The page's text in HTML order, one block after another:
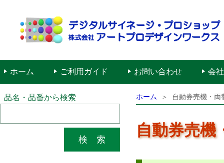
ホーム ご利用ガイド お問い合わせ 会
ホーム 自動券売機・両
自動券売機
品名・品番から検索